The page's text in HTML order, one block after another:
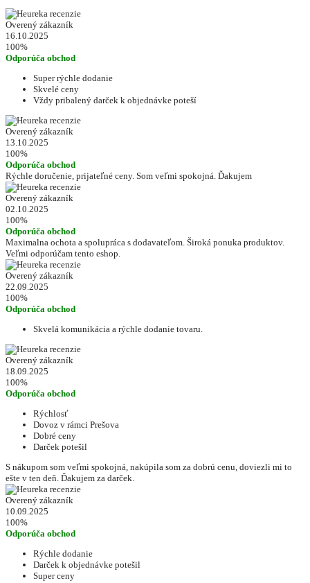
Overený zákazník
16.10.2025
100%
Odporúča obchod
Super rýchle dodanie
Skvelé ceny
Vždy pribalený darček k objednávke poteší
Overený zákazník
13.10.2025
100%
Odporúča obchod
Rýchle doručenie, prijateľné ceny. Som veľmi spokojná. Ďakujem
Overený zákazník
02.10.2025
100%
Odporúča obchod
Maximalna ochota a spolupráca s dodavateľom. Široká ponuka produktov.
Veľmi odporúčam tento eshop.
Overený zákazník
22.09.2025
100%
Odporúča obchod
Skvelá komunikácia a rýchle dodanie tovaru.
Overený zákazník
18.09.2025
100%
Odporúča obchod
Rýchlosť
Dovoz v rámci Prešova
Dobré ceny
Darček potešil
S nákupom som veľmi spokojná, nakúpila som za dobrú cenu, doviezli mi to
ešte v ten deň. Ďakujem za darček.
Overený zákazník
10.09.2025
100%
Odporúča obchod
Rýchle dodanie
Darček k objednávke potešil
Super ceny